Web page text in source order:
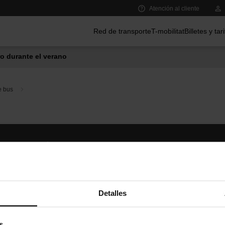
Detalles
Atención al cliente
Red de transporteT-mobilitatBilletes y
durante el verano
bus
Síguenos
TMB